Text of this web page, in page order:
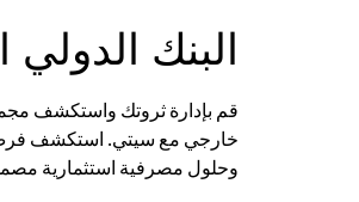
البنك
قم بإدارة ثروتك واستكشف
خارجي مع سيتي. استكشف فرص
وحلول مصرفية استثمارية